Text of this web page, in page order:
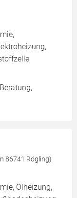
86741 Rögling)
Ölheizung,